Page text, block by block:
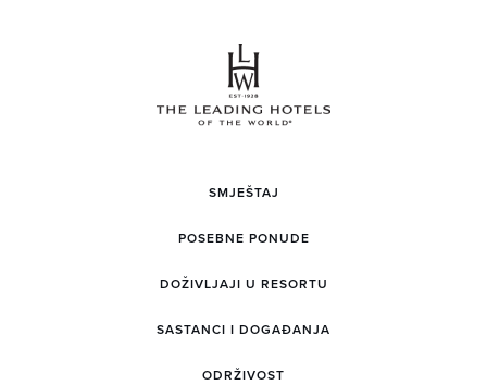
SMJEŠTAJ
POSEBNE PONUDE
DOŽIVLJAJI U RESORTU
SASTANCI I DOGAĐANJA
ODRŽIVOST